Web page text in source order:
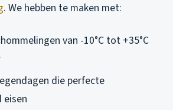
. We hebben te maken met:
van -10°C tot +35°C
die perfecte